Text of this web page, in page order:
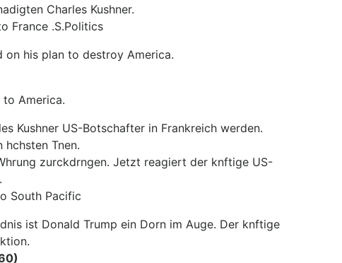
Charles Kushner.
France .S.Politics
his plan to destroy America.
America.
Kushner US-Botschafter in Frankreich werden.
Tnen.
zurckdrngen. Jetzt reagiert der knftige US-
South Pacific
ist Donald Trump ein Dorn im Auge. Der knftige